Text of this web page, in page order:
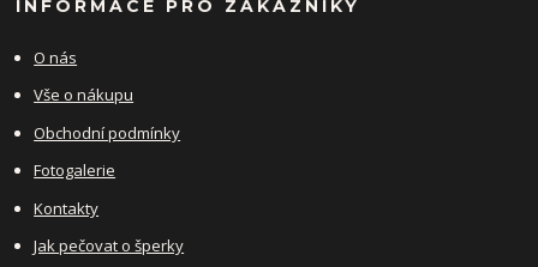
INFORMACE PRO ZÁKAZNÍKY
O nás
Vše o nákupu
Obchodní podmínky
Fotogalerie
Kontakty
Jak pečovat o šperky